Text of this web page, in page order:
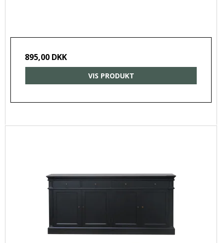
895,00 DKK
VIS PRODUKT